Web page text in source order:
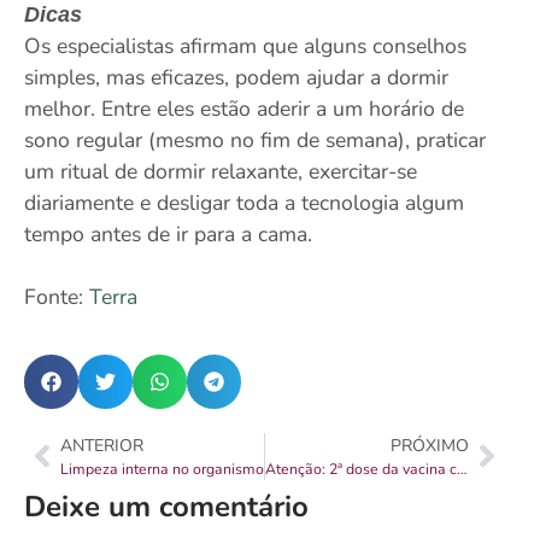
Dicas
Os especialistas afirmam que alguns conselhos
simples, mas eficazes, podem ajudar a dormir
melhor. Entre eles estão aderir a um horário de
sono regular (mesmo no fim de semana), praticar
um ritual de dormir relaxante, exercitar-se
diariamente e desligar toda a tecnologia algum
tempo antes de ir para a cama.
Fonte: Terra
ANTERIOR
Limpeza interna no organismo
PRÓXIMO
Atenção: 2ª dose da vacina contra HPV
Deixe um comentário